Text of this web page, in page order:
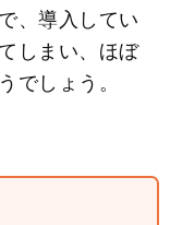
、導入してい
しまい、ほぼ
でしょう。